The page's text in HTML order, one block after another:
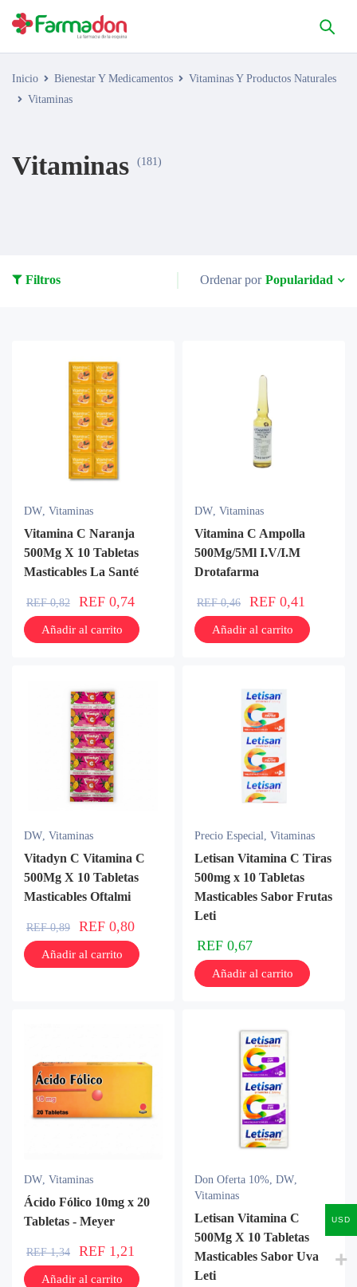
Inicio Bienestar Y Medicamentos
Vitaminas Y Productos Naturales
Vitaminas
Vitaminas (181)
Filtros Ordenar por Popularidad
DW, Vitaminas
Vitamina C Naranja
500Mg X 10 Tabletas
Masticables La Santé
REF0,82 REF 0,74
Añadir al carrito
DW, Vitaminas
Vitamina C Ampolla
500Mg/5Ml I.V/I.M
Drotafarma
REF0,46 REF 0,41
Añadir al carrito
DW, Vitaminas
Vitadyn C Vitamina C
500Mg X 10 Tabletas
Masticables Oftalmi
REF0,89 REF 0,80
Añadir al carrito
Precio Especial, Vitaminas
Letisan Vitamina C Tiras
500mg x 10 Tabletas
Masticables Sabor Frutas
Leti
REF 0,67
Añadir al carrito
DW, Vitaminas
Ácido Fólico 10mg x 20
Tabletas - Meyer
REF1,34 REF 1,21
Añadir al carrito
Don Oferta 10%, DW,
Vitaminas
Letisan Vitamina C
500Mg X 10 Tabletas
Masticables Sabor Uva
Leti
USD